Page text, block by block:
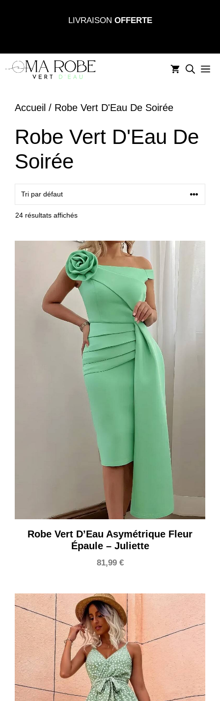
LIVRAISON OFFERTE
Accueil / Robe Vert D'Eau De Soirée
Robe Vert D'Eau De
Soirée
24 résultats affichés
Robe Vert D’Eau Asymétrique Fleur
Épaule – Juliette
81,99 €